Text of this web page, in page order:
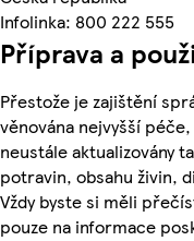
Infolinka: 800 222 555
Příprava a
Přestože je zajištění
věnována nejvyšší
neustále aktualizovány
potravin, obsahu živin,
Vždy byste si měli
pouze na informace